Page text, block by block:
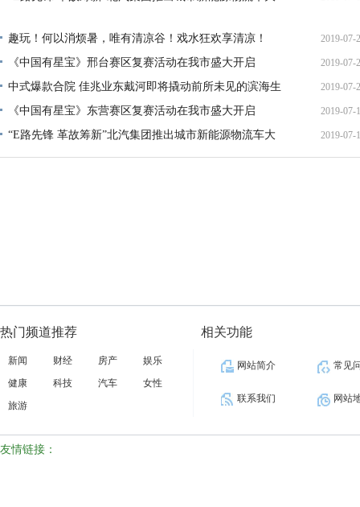
趣玩！何以消烦暑，唯有清凉谷！戏水狂欢享清凉！ 2019-07-
《中国有星宝》邢台赛区复赛活动在我市盛大开启 2019-07-
中式爆款合院 佳兆业东戴河即将撬动前所未见的滨海生 2019-07-
《中国有星宝》东营赛区复赛活动在我市盛大开启 2019-07-
“E路先锋 革故筹新”北汽集团推出城市新能源物流车大 2019-07-
热门频道推荐
新闻 财经 房产
娱乐
健康
科技 汽车
女性
旅游
相关功能
网站简介 常见
联系我们 网站
友情链接：